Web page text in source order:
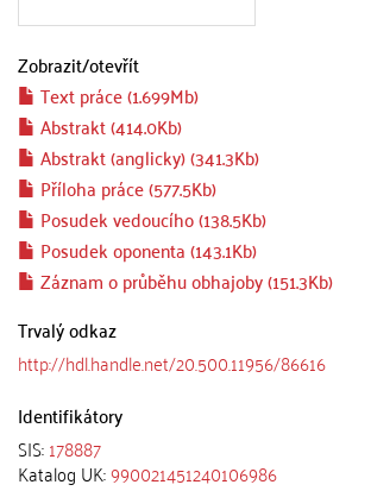
Zobrazit/otevřít
Text práce (1.699Mb)
Abstrakt (414.0Kb)
Abstrakt (anglicky) (341.3Kb)
Příloha práce (577.5Kb)
Posudek vedoucího (138.5Kb)
Posudek oponenta (143.1Kb)
Záznam o průběhu obhajoby (151.3Kb)
Trvalý odkaz
http://hdl.handle.net/20.500.11956/86616
Identifikátory
SIS:178887
Katalog UK:990021451240106986